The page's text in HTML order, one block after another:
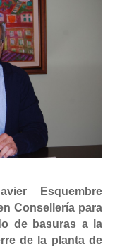
Esquembre
Consellería para
de basuras a la
de la planta de